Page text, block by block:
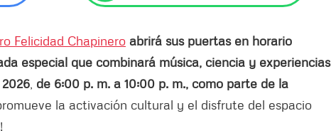
Felicidad Chapinero abrirá sus puertas en horario
especial que combinará música, ciencia y experiencias
de 6:00 p. m. a 10:00 p. m., como parte de la
la activación cultural y el disfrute del espacio